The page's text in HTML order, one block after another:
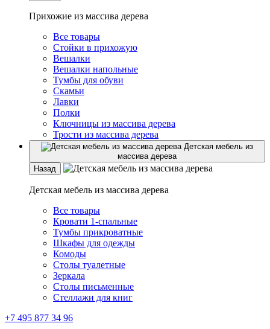
Прихожие из массива дерева
Все товары
Стойки в прихожую
Вешалки
Вешалки напольные
Тумбы для обуви
Скамьи
Лавки
Полки
Ключницы из массива дерева
Трости из массива дерева
Детская мебель из
массива дерева
Назад
Детская мебель из массива дерева
Все товары
Кровати 1-спальные
Тумбы прикроватные
Шкафы для одежды
Комоды
Столы туалетные
Зеркала
Столы письменные
Стеллажи для книг
+7 495 877 34 96